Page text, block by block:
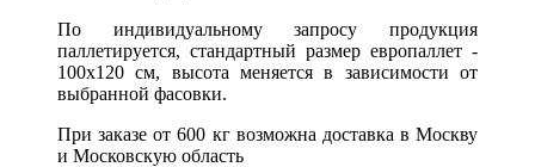
По индивидуальному запросу продукция
паллетируется, стандартный размер европаллет -
100х120 см, высота меняется в зависимости от
выбранной фасовки.
При заказе от 600 кг возможна доставка в Москву
и Московскую область